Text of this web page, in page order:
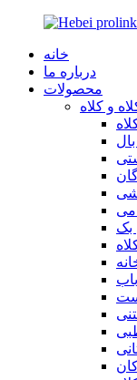
خانه
درباره ما
محصولات
و کلاه
بک